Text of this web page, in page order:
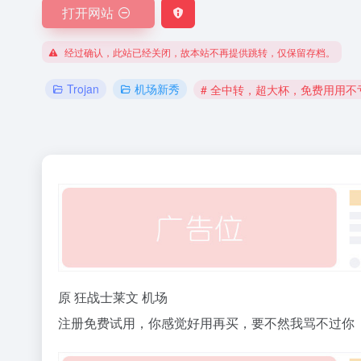
打开网站
经过确认，此站已经关闭，故本站不再提供跳转，仅保留存档。
Trojan 机场新秀 # 全中转，超大杯，免费用用不
原 狂战士莱文 机场
注册免费试用，你感觉好用再买，要不然我骂不过你